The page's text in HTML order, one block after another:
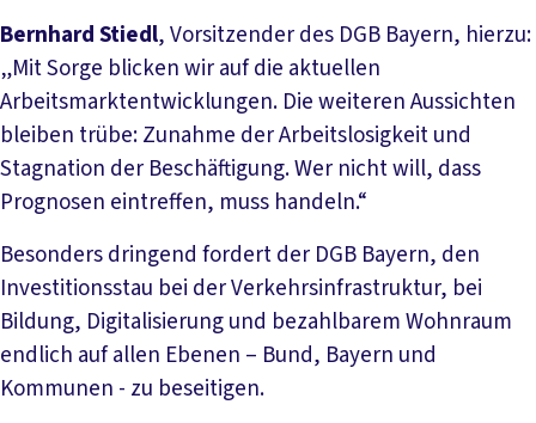
Bernhard Stiedl, Vorsitzender des DGB Bayern, hierzu:
„Mit Sorge blicken wir auf die aktuellen
Arbeitsmarktentwicklungen. Die weiteren Aussichten
bleiben trübe: Zunahme der Arbeitslosigkeit und
Stagnation der Beschäftigung. Wer nicht will, dass
Prognosen eintreffen, muss handeln.“
Besonders dringend fordert der DGB Bayern, den
Investitionsstau bei der Verkehrsinfrastruktur, bei
Bildung, Digitalisierung und bezahlbarem Wohnraum
endlich auf allen Ebenen – Bund, Bayern und
Kommunen - zu beseitigen.